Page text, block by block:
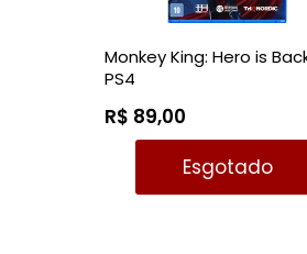
Monkey King: Hero is
PS4
R$ 89,00
Esgotado